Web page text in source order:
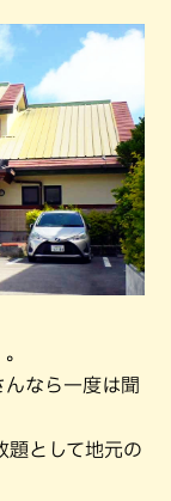
んなら一度は聞
題として地元の